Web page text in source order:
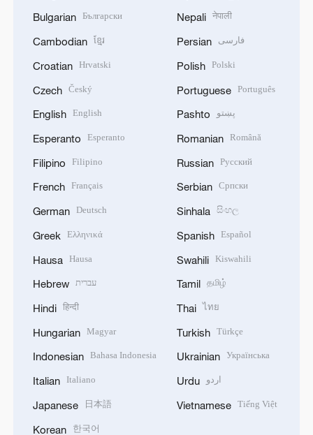
Bulgarian Български
Cambodian ខ្មែរ
Croatian Hrvatski
Czech Český
English English
Esperanto Esperanto
Filipino Filipino
French Français
German Deutsch
Greek Ελληνικά
Hausa Hausa
Hebrew עברית
Hindi हिन्दी
Hungarian Magyar
Indonesian Bahasa Indonesia
Italian Italiano
Japanese 日本語
Korean 한국어
Nepali नेपाली
Persian فارسی
Polish Polski
Portuguese Português
Pashto پښتو
Romanian Română
Russian Русский
Serbian Српски
Sinhala සිංහල
Spanish Español
Swahili Kiswahili
Tamil தமிழ்
Thai ไทย
Turkish Türkçe
Ukrainian Українська
Urdu اردو
Vietnamese Tiếng Việt